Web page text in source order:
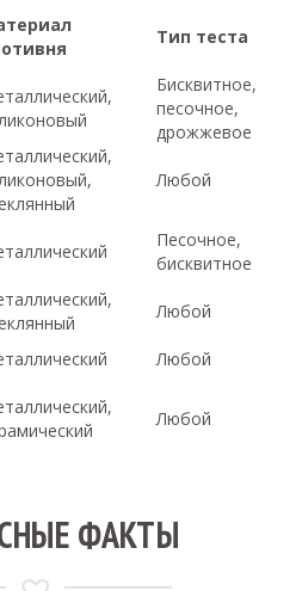
Тип теста
Бисквитное,
песочное,
дрожжевое
Любой
Песочное,
бисквитное
Любой
Любой
Любой
ФАКТЫ